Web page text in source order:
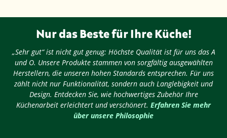
Nur das Beste für Ihre Küche!
„Sehr gut“ ist nicht gut genug: Höchste Qualität ist für uns das A
und O. Unsere Produkte stammen von sorgfältig ausgewählten
Herstellern, die unseren hohen Standards entsprechen. Für uns
zählt nicht nur Funktionalität, sondern auch Langlebigkeit und
Design. Entdecken Sie, wie hochwertiges Zubehör Ihre
Küchenarbeit erleichtert und verschönert. Erfahren Sie mehr
über unsere Philosophie